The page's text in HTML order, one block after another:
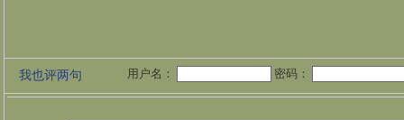
我也评两句 用户名： 密码：